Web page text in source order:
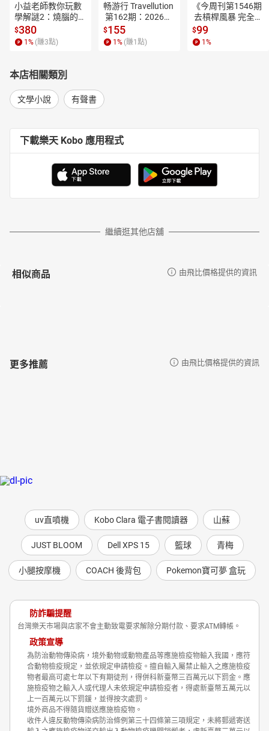
小益老師教你玩數
學解謎2：燒腦的節
慶遊戲密碼【電子
書】
$380
1 % (賺3點)
畅游行 Travellution
第162期：2026年
8月号（中英雙語
版）【電子書】
$155
1 % (賺1 點)
《今周刊第1546期
去槓桿風暴 完全拆
解》【電子書】
$99
1 %
本店相關類別
文學小說 有聲書
下載樂天 Kobo 應用程式
繼續逛其他店舖
相似商品 由飛比價格提供的資訊
更多推薦 由飛比價格提供的資訊
uv直噴機 Kobo Clara 電子書閱讀器 山蘇
JUST BLOOM Dell XPS 15 籃球 青梅
小腿按摩機 COACH 後背包 Pokemon寶可夢 盒玩
防詐騙提醒
台灣樂天市場與店家不會主動致電要求解除分期付款、要求ATM轉帳。
政策宣導
為防治動物傳染病，境外動物或動物產品等應施檢疫物輸入我國，應符
合動物檢疫規定，並依規定申請檢疫。擅自輸入屬禁止輸入之應施檢疫
物者最高可處七年以下有期徒刑，得併科新臺幣三百萬元以下罰金。應
施檢疫物之輸入人或代理人未依規定申請檢疫者，得處新臺幣五萬元以
上一百萬元以下罰鍰，並得按次處罰。
境外商品不得隨貨贈送應施檢疫物。
收件人違反動物傳染病防治條例第三十四條第三項規定，未將郵遞寄送